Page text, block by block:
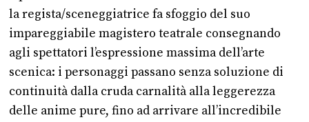
la regista/sceneggiatrice fa sfoggio del suo
impareggiabile magistero teatrale consegnando
agli spettatori l’espressione massima dell’arte
scenica: i personaggi passano senza soluzione di
continuità dalla cruda carnalità alla leggerezza
delle anime pure, fino ad arrivare all’incredibile